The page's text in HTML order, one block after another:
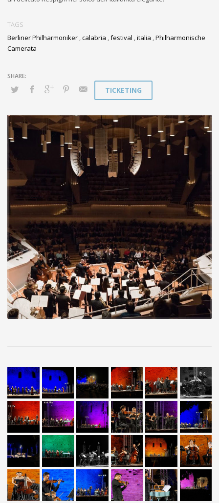
TAGS
Berliner Philharmoniker ,calabria ,festival ,italia ,Philharmonische
Camerata
TICKETING